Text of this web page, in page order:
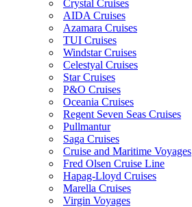
Crystal Cruises
AIDA Cruises
Azamara Cruises
TUI Cruises
Windstar Cruises
Celestyal Cruises
Star Cruises
P&O Cruises
Oceania Cruises
Regent Seven Seas Cruises
Pullmantur
Saga Cruises
Cruise and Maritime Voyages
Fred Olsen Cruise Line
Hapag-Lloyd Cruises
Marella Cruises
Virgin Voyages